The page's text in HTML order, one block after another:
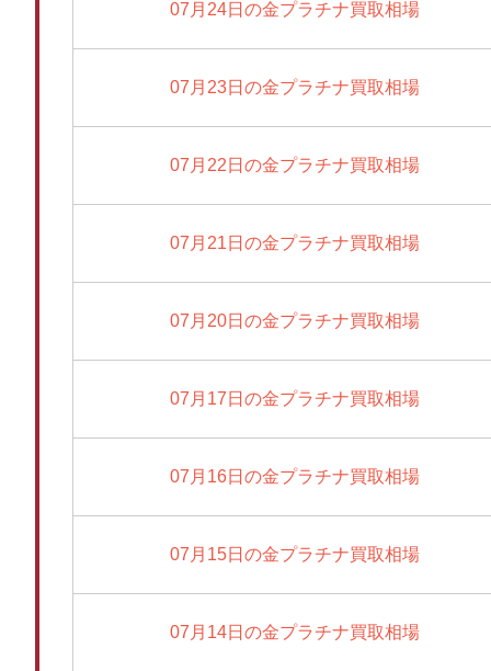
07月24日の金プラチナ買取相場
07月23日の金プラチナ買取相場
07月22日の金プラチナ買取相場
07月21日の金プラチナ買取相場
07月20日の金プラチナ買取相場
07月17日の金プラチナ買取相場
07月16日の金プラチナ買取相場
07月15日の金プラチナ買取相場
07月14日の金プラチナ買取相場